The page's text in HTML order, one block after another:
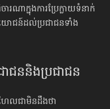
រណា​ក្នុង​ការប្រែ​ក្លាយ​ទំនាក់
រយោជន៍ដល់ប្រជាជនទាំង
ជននិងប្រជាជន
ែលជាមិនដឹងថា